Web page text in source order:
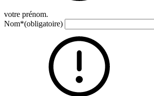
votre prénom.
Nom*(obligatoire)